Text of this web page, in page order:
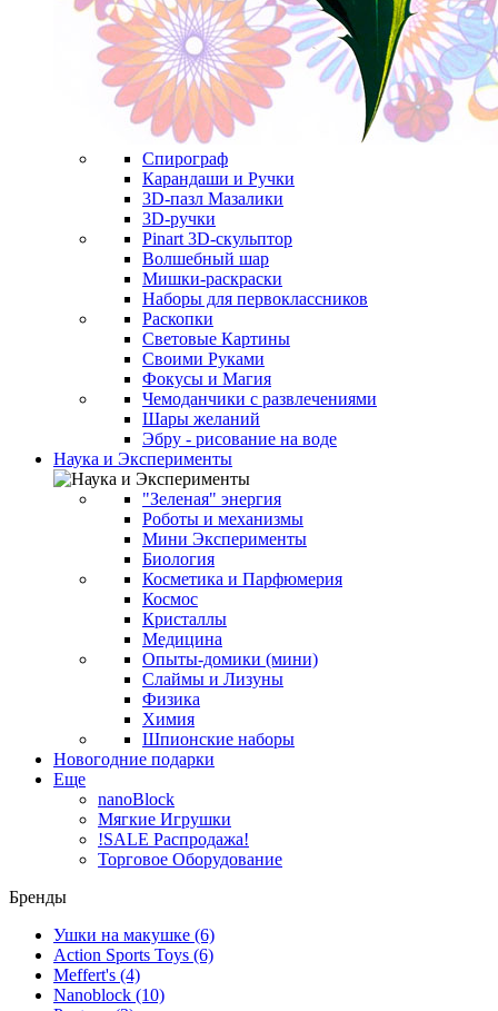
Спирограф
Карандаши и Ручки
3D-пазл Мазалики
3D-ручки
Pinart 3D-скульптор
Волшебный шар
Мишки-раскраски
Наборы для первоклассников
Раскопки
Световые Картины
Своими Руками
Фокусы и Магия
Чемоданчики с развлечениями
Шары желаний
Эбру - рисование на воде
Наука и Эксперименты
"Зеленая" энергия
Роботы и механизмы
Мини Эксперименты
Биология
Косметика и Парфюмерия
Космос
Кристаллы
Медицина
Опыты-домики (мини)
Слаймы и Лизуны
Физика
Химия
Шпионские наборы
Новогодние подарки
Еще
nanoBlock
Мягкие Игрушки
!SALE Распродажа!
Торговое Оборудование
Бренды
Ушки на макушке (6)
Action Sports Toys (6)
Meffert's (4)
Nanoblock (10)